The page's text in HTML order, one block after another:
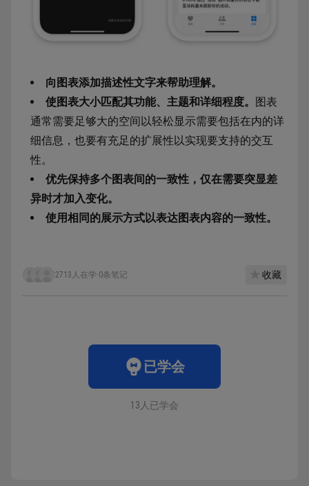
向图表添加描述性文字来帮助理解。
使图表大小匹配其功能、主题和详细程度。
图表
通常需要足够大的空间以轻松显示需要包括在内的详
细信息，也要有充足的扩展性以实现要支持的交互
性。
优先保持多个图表间的一致性，仅在需要突显差
异时才加入变化。
使用相同的展示方式以表达图表内容的一致性。
2713人在学·0条笔记 收藏
已学会
13人已学会